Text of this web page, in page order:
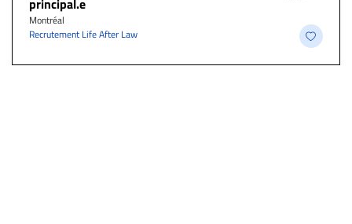
principal.e
Montréal
Recrutement Life After Law